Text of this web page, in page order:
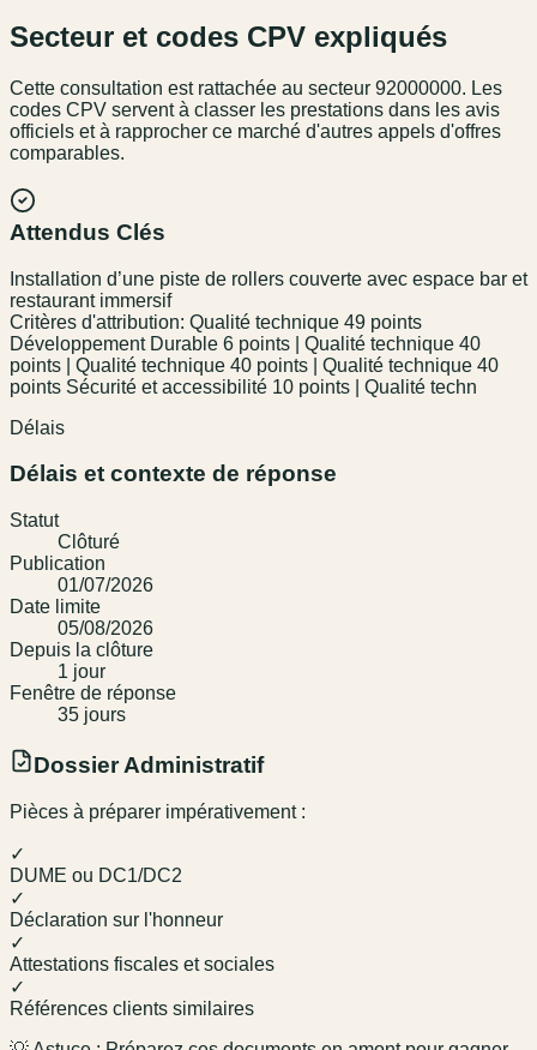
Secteur et codes CPV expliqués
Cette consultation est rattachée au secteur 92000000. Les
codes CPV servent à classer les prestations dans les avis
officiels et à rapprocher ce marché d'autres appels d'offres
comparables.
Attendus Clés
Installation d’une piste de rollers couverte avec espace bar et
restaurant immersif
Critères d'attribution: Qualité technique 49 points
Développement Durable 6 points | Qualité technique 40
points | Qualité technique 40 points | Qualité technique 40
points Sécurité et accessibilité 10 points | Qualité techn
Délais
Délais et contexte de réponse
Statut
Clôturé
Publication
01/07/2026
Date limite
05/08/2026
Depuis la clôture
1 jour
Fenêtre de réponse
35 jours
Dossier Administratif
Pièces à préparer impérativement :
✓
DUME ou DC1/DC2
✓
Déclaration sur l'honneur
✓
Attestations fiscales et sociales
✓
Références clients similaires